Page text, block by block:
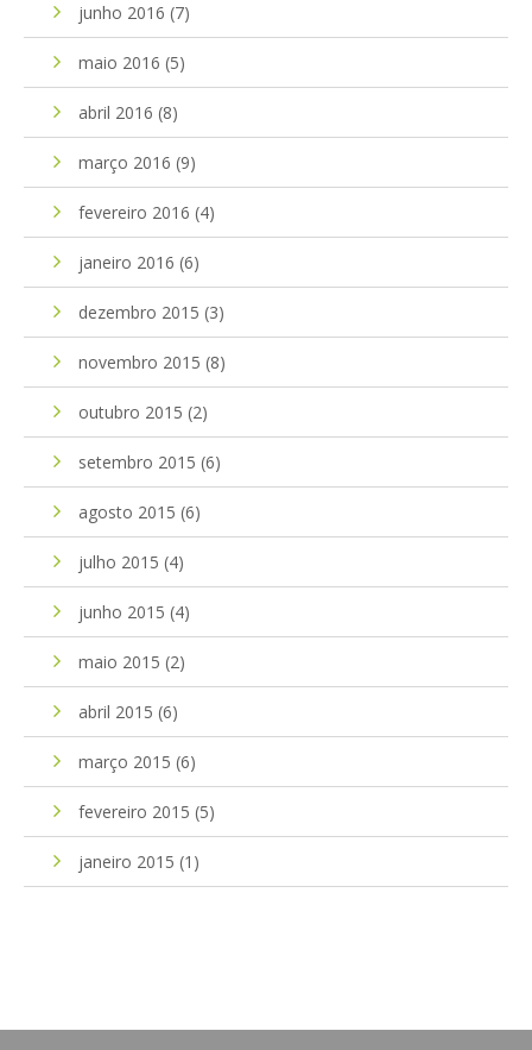
junho 2016 (7)
maio 2016 (5)
abril 2016 (8)
março 2016 (9)
fevereiro 2016 (4)
janeiro 2016 (6)
dezembro 2015 (3)
novembro 2015 (8)
outubro 2015 (2)
setembro 2015 (6)
agosto 2015 (6)
julho 2015 (4)
junho 2015 (4)
maio 2015 (2)
abril 2015 (6)
março 2015 (6)
fevereiro 2015 (5)
janeiro 2015 (1)